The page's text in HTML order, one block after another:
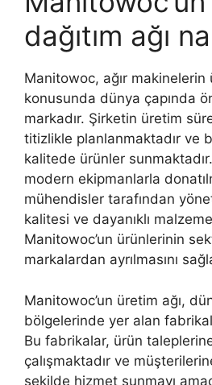
dağıtım ağı
Manitowoc, ağır makinelerin
konusunda dünya çapında
markadır. Şirketin üretim
titizlikle planlanmaktadır ve
kalitede ürünler
modern ekipmanlarla
mühendisler tarafından
kalitesi ve dayanıklı
Manitowoc’un ürünlerinin
markalardan ayrılmasını
Manitowoc’un üretim ağı,
bölgelerinde yer alan
Bu fabrikalar, ürün
çalışmaktadır ve
şekilde hizmet sunmayı